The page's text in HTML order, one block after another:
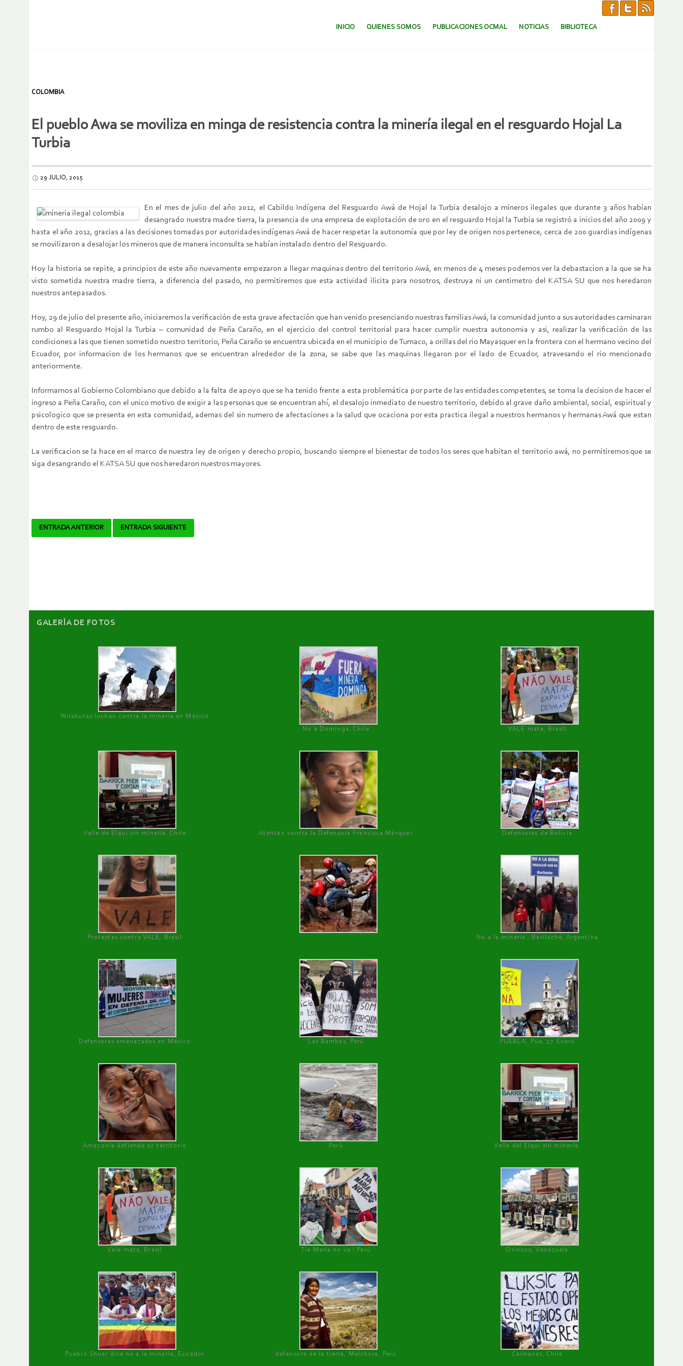
SALTAR AL CONTENIDO.
INICIO QUIENES SOMOS PUBLICACIONES OCMAL NOTICIAS BIBLIOTECA
COLOMBIA
El pueblo Awa se moviliza en minga de resistencia contra la minería ilegal en el resguardo Hojal La
Turbia
29 JULIO, 2015
En el mes de julio del año 2012, el Cabildo Indígena del Resguardo Awá de Hojal la Turbia desalojo a mineros ilegales que durante 3 años habían
desangrado nuestra madre tierra, la presencia de una empresa de explotación de oro en el resguardo Hojal la Turbia se registró a inicios del año 2009 y
hasta el año 2012, gracias a las decisiones tomadas por autoridades indígenas Awá de hacer respetar la autonomía que por ley de origen nos pertenece, cerca de 200 guardias indígenas
se movilizaron a desalojar los mineros que de manera inconsulta se habían instalado dentro del Resguardo.
Hoy la historia se repite, a principios de este año nuevamente empezaron a llegar maquinas dentro del territorio Awá, en menos de 4 meses podemos ver la debastacion a la que se ha
visto sometida nuestra madre tierra, a diferencia del pasado, no permitiremos que esta actividad ilicita para nosotros, destruya ni un centimetro del KATSA SU que nos heredaron
nuestros antepasados.
Hoy, 29 de julio del presente año, iniciaremos la verificación de esta grave afectación que han venido presenciando nuestras familias Awá, la comunidad junto a sus autoridades caminaran
rumbo al Resguardo Hojal la Turbia – comunidad de Peña Caraño, en el ejercicio del control territorial para hacer cumplir nuestra autonomia y asi, realizar la verificación de las
condiciones a las que tienen sometido nuestro territorio, Peña Caraño se encuentra ubicada en el municipio de Tumaco, a orillas del rio Mayasquer en la frontera con el hermano vecino del
Ecuador, por informacion de los hermanos que se encuentran alrededor de la zona, se sabe que las maquinas llegaron por el lado de Ecuador, atravesando el rio mencionado
anteriormente.
Informamos al Gobierno Colombiano que debido a la falta de apoyo que se ha tenido frente a esta problemática por parte de las entidades competentes, se toma la decision de hacer el
ingreso a Peña Caraño, con el unico motivo de exigir a las personas que se encuentran ahí, el desalojo inmediato de nuestro territorio, debido al grave daño ambiental, social, espiritual y
psicologico que se presenta en esta comunidad, ademas del sin numero de afectaciones a la salud que ocaciona por esta practica ilegal a nuestros hermanos y hermanas Awá que estan
dentro de este resguardo.
La verificacion se la hace en el marco de nuestra ley de origen y derecho propio, buscando siempre el bienestar de todos los seres que habitan el territorio awá, no permitiremos que se
siga desangrando el KATSA SU que nos heredaron nuestros mayores.
Navegador
ENTRADA ANTERIOR ENTRADA SIGUIENTE
GALERÌA DE FOTOS
Wirakutas luchan contra la minería en México
No a Dominga, Chile
VALE mata, Brasil
Valle de Elqui sin minería. Chile Atentan contra la Defensora Francisca Márquez Defensoras de Bolivia
Protestas contra VALE, Brasil No a la minería , Bariloche, Argentina
Defensoras amenazadas en México Las Bambas, Perú PUEBLA, Pue, 27 Enero
Amazonía defiende su territorio Perú Valle del Elqui sin minería.
Vale mata, Brasil Tía María no va ! Perú Orinoco, Venezuela
Pueblo Shuar dice no a la minería, Ecuador defensora de la tierra, Melchora, Perú Caimanes, Chile